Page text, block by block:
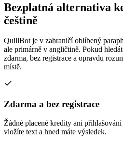
Bezplatná alternativa
češtině
QuillBot je v zahraničí oblíbený
ale primárně v angličtině. Pokud
zdarma, bez registrace a opravdu
místě.
Zdarma a bez registrace
Žádné placené kredity ani
vložíte text a hned máte výsledek.